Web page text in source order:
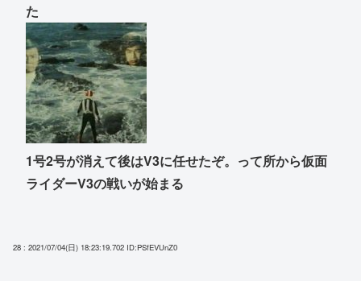
た
1号2号が消えて後はV3に任せたぞ。って所から仮面
ライダーV3の戦いが始まる
28 : 2021/07/04(日) 18:23:19.702 ID:PSfEVUnZ0